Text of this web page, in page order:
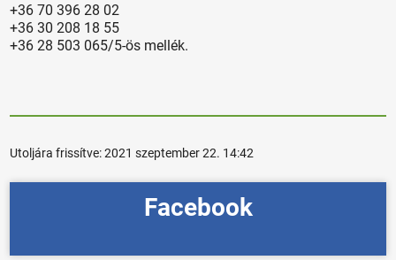
+36 70 396 28 02
+36 30 208 18 55
+36 28 503 065/5-ös mellék.
Utoljára frissítve:2021 szeptember 22. 14:42
Facebook